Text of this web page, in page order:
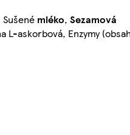
mléko, Sezamová
L-askorbová, Enzymy